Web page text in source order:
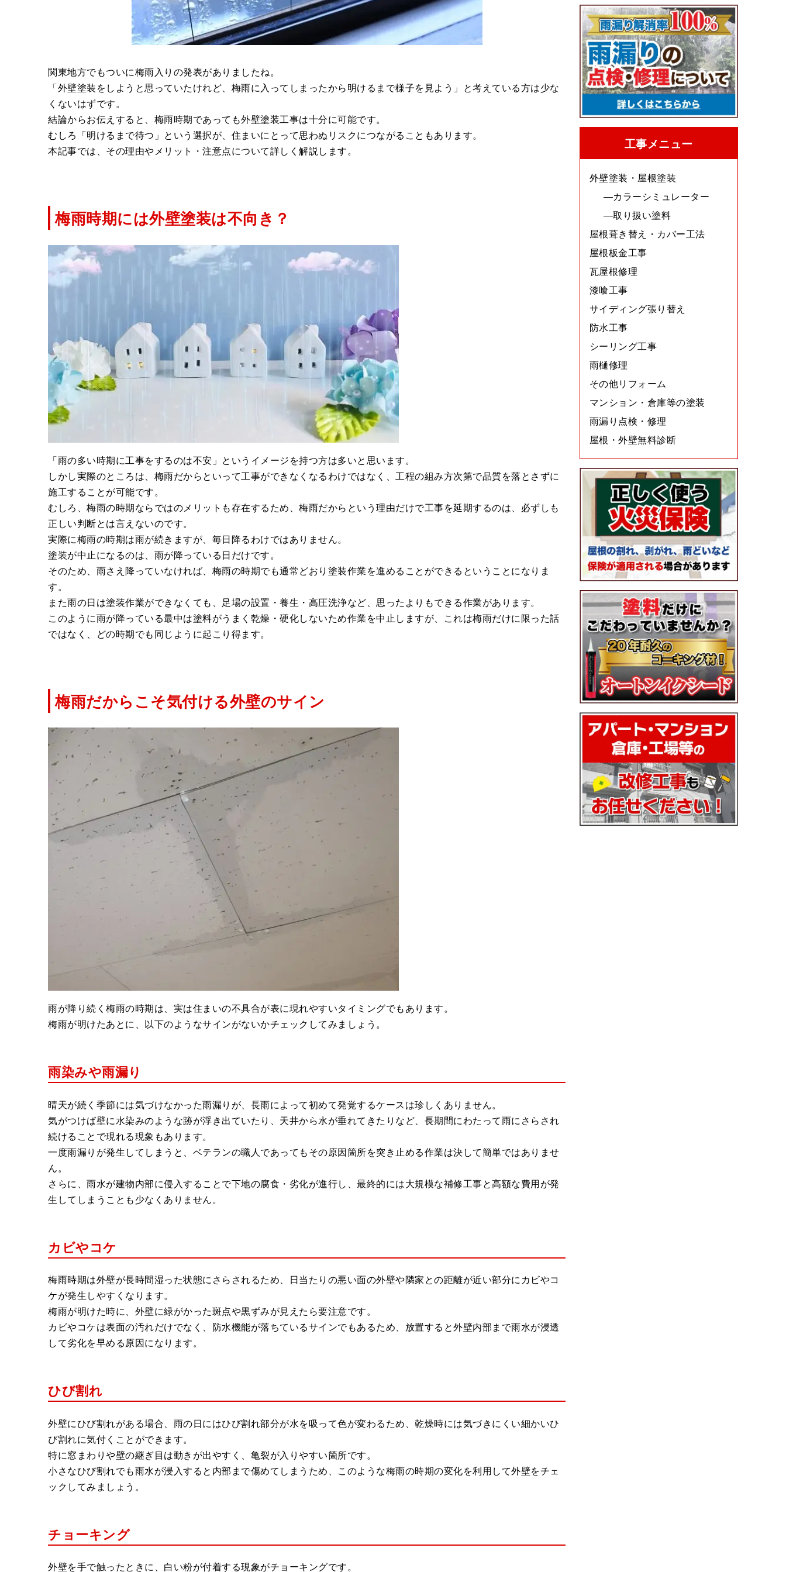
関東地方でもついに梅雨入りの発表がありましたね。
「外壁塗装をしようと思っていたけれど、梅雨に入ってしまったから明けるまで様子を見よう」と考えている方は少な
くないはずです。
結論からお伝えすると、梅雨時期であっても外壁塗装工事は十分に可能です。
むしろ「明けるまで待つ」という選択が、住まいにとって思わぬリスクにつながることもあります。
本記事では、その理由やメリット・注意点について詳しく解説します。
梅雨時期には外壁塗装は不向き？
「雨の多い時期に工事をするのは不安」というイメージを持つ方は多いと思います。
しかし実際のところは、梅雨だからといって工事ができなくなるわけではなく、工程の組み方次第で品質を落とさずに
施工することが可能です。
むしろ、梅雨の時期ならではのメリットも存在するため、梅雨だからという理由だけで工事を延期するのは、必ずしも
正しい判断とは言えないのです。
実際に梅雨の時期は雨が続きますが、毎日降るわけではありません。
塗装が中止になるのは、雨が降っている日だけです。
そのため、雨さえ降っていなければ、梅雨の時期でも通常どおり塗装作業を進めることができるということになりま
す。
また雨の日は塗装作業ができなくても、足場の設置・養生・高圧洗浄など、思ったよりもできる作業があります。
このように雨が降っている最中は塗料がうまく乾燥・硬化しないため作業を中止しますが、これは梅雨だけに限った話
ではなく、どの時期でも同じように起こり得ます。
梅雨だからこそ気付ける外壁のサイン
雨が降り続く梅雨の時期は、実は住まいの不具合が表に現れやすいタイミングでもあります。
梅雨が明けたあとに、以下のようなサインがないかチェックしてみましょう。
雨染みや雨漏り
晴天が続く季節には気づけなかった雨漏りが、長雨によって初めて発覚するケースは珍しくありません。
気がつけば壁に水染みのような跡が浮き出ていたり、天井から水が垂れてきたりなど、長期間にわたって雨にさらされ
続けることで現れる現象もあります。
一度雨漏りが発生してしまうと、ベテランの職人であってもその原因箇所を突き止める作業は決して簡単ではありませ
ん。
さらに、雨水が建物内部に侵入することで下地の腐食・劣化が進行し、最終的には大規模な補修工事と高額な費用が発
生してしまうことも少なくありません。
カビやコケ
梅雨時期は外壁が長時間湿った状態にさらされるため、日当たりの悪い面の外壁や隣家との距離が近い部分にカビやコ
ケが発生しやすくなります。
梅雨が明けた時に、外壁に緑がかった斑点や黒ずみが見えたら要注意です。
カビやコケは表面の汚れだけでなく、防水機能が落ちているサインでもあるため、放置すると外壁内部まで雨水が浸透
して劣化を早める原因になります。
ひび割れ
外壁にひび割れがある場合、雨の日にはひび割れ部分が水を吸って色が変わるため、乾燥時には気づきにくい細かいひ
び割れに気付くことができます。
特に窓まわりや壁の継ぎ目は動きが出やすく、亀裂が入りやすい箇所です。
小さなひび割れでも雨水が浸入すると内部まで傷めてしまうため、このような梅雨の時期の変化を利用して外壁をチェ
ックしてみましょう。
チョーキング
外壁を手で触ったときに、白い粉が付着する現象がチョーキングです。
工事メニュー
外壁塗装・屋根塗装
カラーシミュレーター
取り扱い塗料
屋根葺き替え・カバー工法
屋根板金工事
瓦屋根修理
漆喰工事
サイディング張り替え
防水工事
シーリング工事
雨樋修理
その他リフォーム
マンション・倉庫等の塗装
雨漏り点検・修理
屋根・外壁無料診断